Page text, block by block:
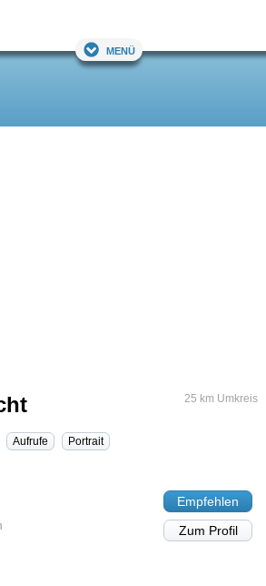
Menü
25 km Umkreis
Aufrufe Portrait
Empfehlen
Zum Profil